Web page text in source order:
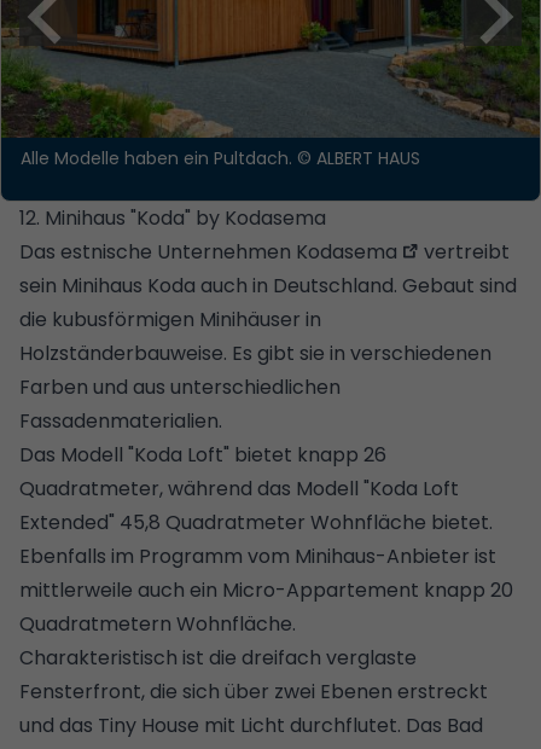
Alle Modelle haben ein Pultdach. © ALBERT HAUS
12. Minihaus "Koda" by Kodasema
Das estnische Unternehmen Kodasema
vertreibt
sein Minihaus Koda auch in Deutschland. Gebaut sind
die kubusförmigen Minihäuser in
Holzständerbauweise. Es gibt sie in verschiedenen
Farben und aus unterschiedlichen
Fassadenmaterialien.
Das Modell "Koda Loft" bietet knapp 26
Quadratmeter, während das Modell "Koda Loft
Extended" 45,8 Quadratmeter Wohnfläche bietet.
Ebenfalls im Programm vom Minihaus-Anbieter ist
mittlerweile auch ein Micro-Appartement knapp 20
Quadratmetern Wohnfläche.
Charakteristisch ist die dreifach verglaste
Fensterfront, die sich über zwei Ebenen erstreckt
und das Tiny House mit Licht durchflutet. Das Bad